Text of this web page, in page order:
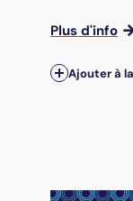
Plus d'info
Ajouter à